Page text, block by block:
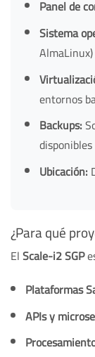
Panel de
Sistema
entornos
Backups:
disponibles
Ubicación:
¿Para qué
ElScale-i2 SGP
Plataformas
APIs y